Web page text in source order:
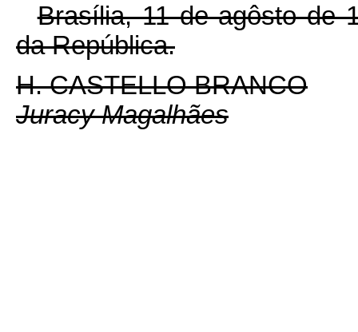
Brasília, 11 de agôsto de
da República.
H. CASTELLO BRANCO
Juracy Magalhães